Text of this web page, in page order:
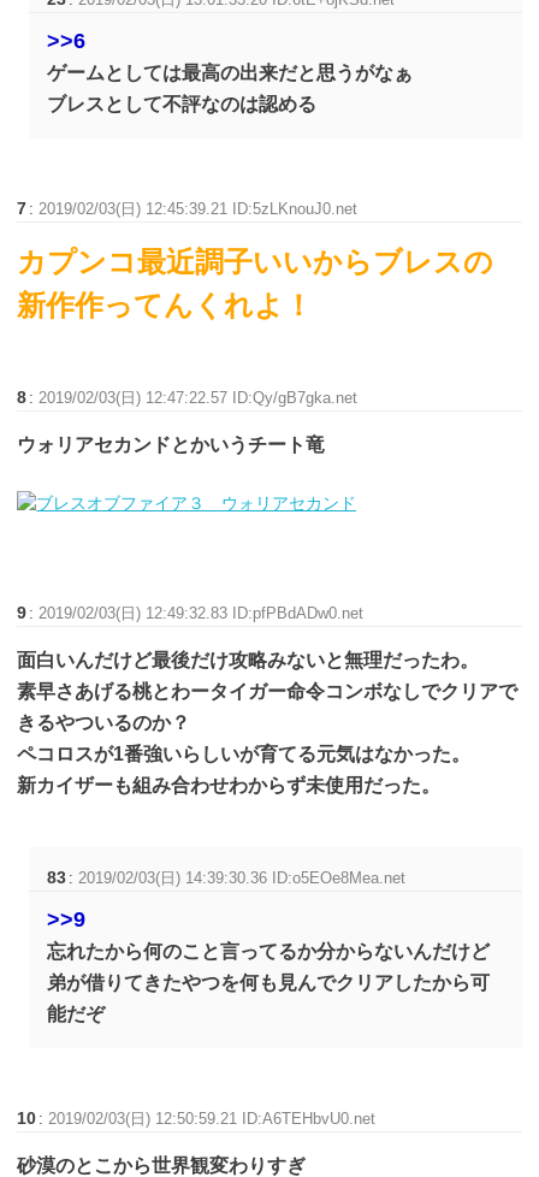
>>6
ゲームとしては最高の出来だと思うがなぁ
ブレスとして不評なのは認める
7 : 2019/02/03(日) 12:45:39.21 ID:5zLKnouJ0.net
カプンコ最近調子いいからブレスの
新作作ってんくれよ！
8 : 2019/02/03(日) 12:47:22.57 ID:Qy/gB7gka.net
ウォリアセカンドとかいうチート竜
9 : 2019/02/03(日) 12:49:32.83 ID:pfPBdADw0.net
面白いんだけど最後だけ攻略みないと無理だったわ。
素早さあげる桃とわータイガー命令コンボなしでクリアで
きるやついるのか？
ペコロスが1番強いらしいが育てる元気はなかった。
新カイザーも組み合わせわからず未使用だった。
83 : 2019/02/03(日) 14:39:30.36 ID:o5EOe8Mea.net
>>9
忘れたから何のこと言ってるか分からないんだけど
弟が借りてきたやつを何も見んでクリアしたから可
能だぞ
10 : 2019/02/03(日) 12:50:59.21 ID:A6TEHbvU0.net
砂漠のとこから世界観変わりすぎ